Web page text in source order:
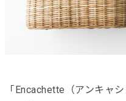
「Encachette（アンキャ